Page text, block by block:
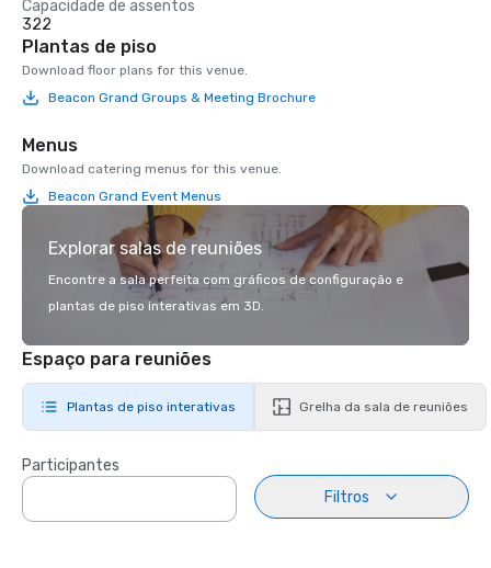
Capacidade de assentos
322
Plantas de piso
Download floor plans for this venue.
Beacon Grand Groups & Meeting Brochure
Menus
Download catering menus for this venue.
Beacon Grand Event Menus
Explorar salas de reuniões
Encontre a sala perfeita com gráficos de configuração e
plantas de piso interativas em 3D.
Espaço para reuniões
Plantas de piso interativas Grelha da sala de reuniões
Participantes
Filtros